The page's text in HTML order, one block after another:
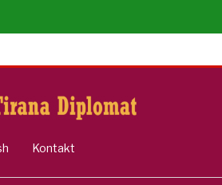
Kontakt